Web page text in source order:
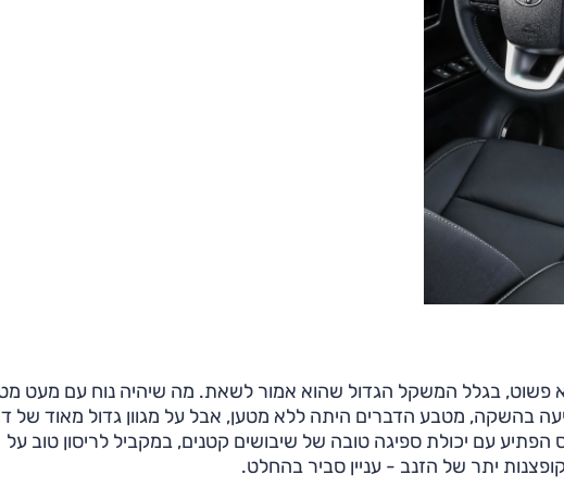
פשוט, בגלל המשקל הגדול שהוא אמור לשאת. מה שיהיה נוח עם מעט
בהשקה, מטבע הדברים היתה ללא מטען, אבל על מגוון גדול מאוד של
הפתיע עם יכולת ספיגה טובה של שיבושים קטנים, במקביל לריסון טוב על
יתר של הזנב - עניין סביר בהחלט.